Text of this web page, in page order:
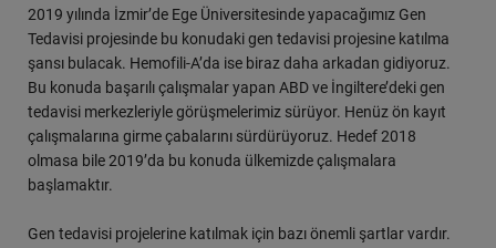
2019 yılında İzmir’de Ege Üniversitesinde yapacağımız Gen
Tedavisi projesinde bu konudaki gen tedavisi projesine katılma
şansı bulacak. Hemofili-A’da ise biraz daha arkadan gidiyoruz.
Bu konuda başarılı çalışmalar yapan ABD ve İngiltere’deki gen
tedavisi merkezleriyle görüşmelerimiz sürüyor. Henüz ön kayıt
çalışmalarına girme çabalarını sürdürüyoruz. Hedef 2018
olmasa bile 2019’da bu konuda ülkemizde çalışmalara
başlamaktır.
Gen tedavisi projelerine katılmak için bazı önemli şartlar vardır.